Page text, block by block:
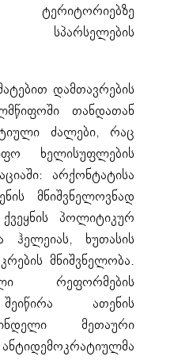
ტერიტორიებზე
სპარსელების
დამთავრების
თანდათან
ძალები, რაც
ხელისუფლების
არქონტატისა
მნიშვნელოვნად
პოლიტიკურ
ჰელეიას, ხუთასის
მნიშვნელობა.
რეფორმების
ათენის
მეთაური